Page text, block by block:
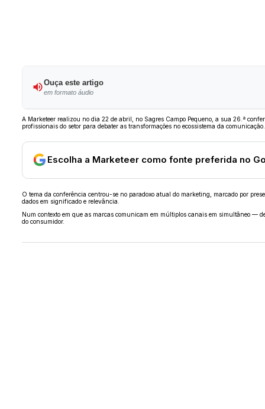
Ouça este artigo
em formato áudio
A Marketeer realizou no dia 22 de abril, no Sagres Campo Pequeno, a sua 26.ª
profissionais do setor para debater as transformações no ecossistema da comunicação.
Escolha a Marketeer como fonte preferida no
O tema da conferência centrou-se no paradoxo atual do marketing, marcado por
dados em significado e relevância.
Num contexto em que as marcas comunicam em múltiplos canais em simultâneo —
do consumidor.